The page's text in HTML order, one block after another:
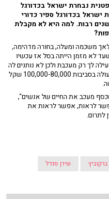
נבחרת ישראל בכדורגל
ישראל בכדורגל ספיר כדורי
רבות. למה היא לא מקבלת
משכמה ומעלה, בחורה מדהימה,
לא מזמן הייתה בסל אז עכשיו
לך רק מעכבת ולכן לא נותנים לה
אותה", ציינה סנדל בתסכול. "התרופה עולה בסביבות 100,000-80,000 שקל
מעכב את החיים של אנשים",
לראות, אפשר לראות את
לתרום.
שירן סנדל